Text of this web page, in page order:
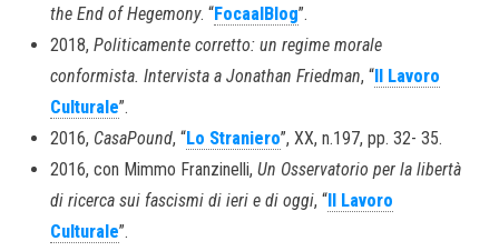
the End of Hegemony. “FocaalBlog”.
2018, Politicamente corretto: un regime morale
conformista. Intervista a Jonathan Friedman, “Il Lavoro
Culturale”.
2016, CasaPound, “Lo Straniero”, XX, n.197, pp. 32- 35.
2016, con Mimmo Franzinelli, Un Osservatorio per la libertà
di ricerca sui fascismi di ieri e di oggi, “Il Lavoro
Culturale”.